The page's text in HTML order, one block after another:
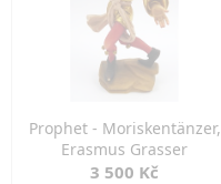
Prophet - Moriskentänzer,
Erasmus Grasser
3 500 Kč